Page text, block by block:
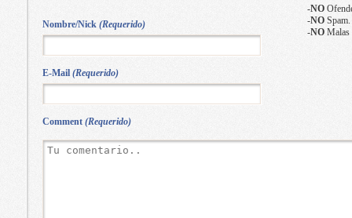
Comment (Requerido)
-NO
-NOSpam.
-NOMalas
Nombre/Nick (Requerido)
E-Mail (Requerido)